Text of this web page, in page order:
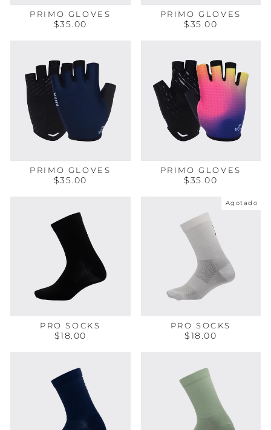
PRIMO GLOVES
$35.00
PRIMO GLOVES
$35.00
PRIMO GLOVES
$35.00
PRIMO GLOVES
$35.00
PRO SOCKS
$18.00
Agotado
PRO SOCKS
$18.00